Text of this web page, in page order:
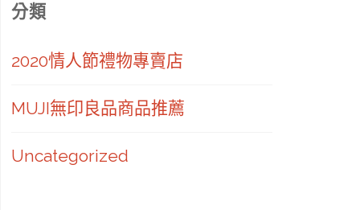
分類
2020情人節禮物專賣店
MUJI無印良品商品推薦
Uncategorized